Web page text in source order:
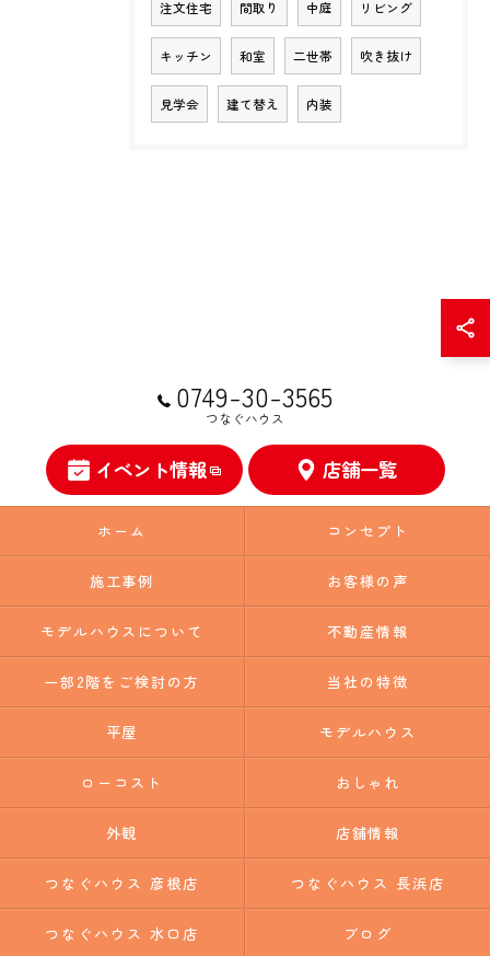
注文住宅 間取り 中庭 リビング
キッチン 和室 二世帯 吹き抜け
見学会 建て替え 内装
0749-30-3565
つなぐハウス
イベント情報 店舗一覧
ホーム コンセプト
施工事例 お客様の声
モデルハウスについて 不動産情報
一部2階をご検討の方 当社の特徴
平屋 モデルハウス
ローコスト おしゃれ
外観 店舗情報
つなぐハウス 彦根店 つなぐハウス 長浜店
つなぐハウス 水口店 ブログ